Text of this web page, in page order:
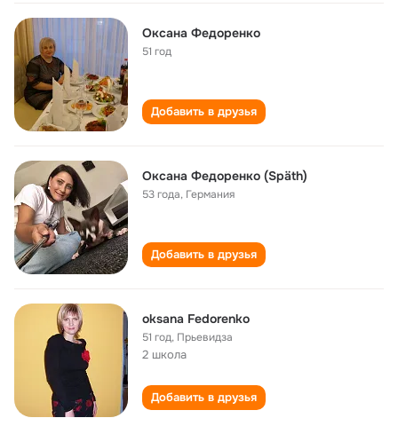
Оксана Федоренко
51 год
Добавить в друзья
Оксана Федоренко (Späth)
53 года, Германия
Добавить в друзья
oksana Fedorenko
51 год, Прьевидза
2 школа
Добавить в друзья